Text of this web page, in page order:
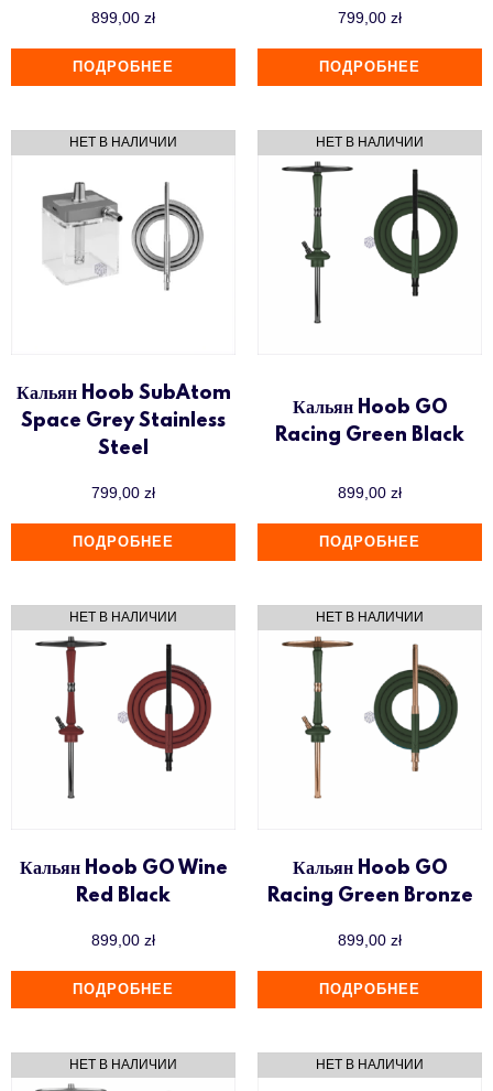
899,00 zł
ПОДРОБНЕЕ
799,00 zł
ПОДРОБНЕЕ
Кальян Hoob SubAtom
Space Grey Stainless
Steel
799,00 zł
ПОДРОБНЕЕ
Кальян Hoob GO
Racing Green Black
899,00 zł
ПОДРОБНЕЕ
Кальян Hoob GO Wine
Red Black
899,00 zł
ПОДРОБНЕЕ
Кальян Hoob GO
Racing Green Bronze
899,00 zł
ПОДРОБНЕЕ